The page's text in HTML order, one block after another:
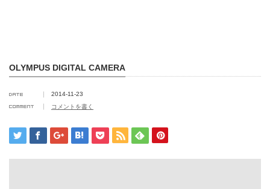
OLYMPUS DIGITAL CAMERA
2014-11-23
コメントを書く